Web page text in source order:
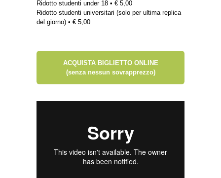
Ridotto studenti under 18 • € 5,00
Ridotto studenti universitari (solo per ultima replica
del giorno) • € 5,00
ACQUISTA BIGLIETTO ONLINE
(senza nessun sovrapprezzo)